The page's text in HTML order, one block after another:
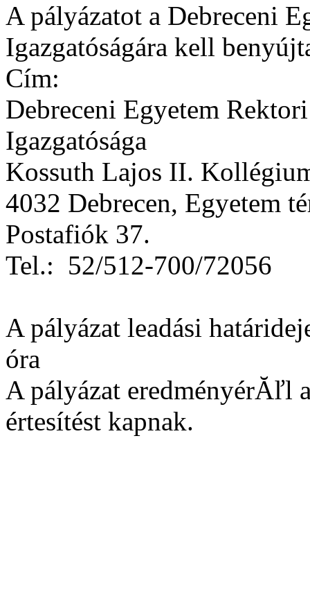
A pályázatot a Debreceni
Igazgatóságára kell
Cím:
Debreceni Egyetem
Igazgatósága
Kossuth Lajos II.
4032 Debrecen, Egyetem
Postafiók 37.
Tel.: 52/512-700/72056
A pályázat leadási
óra
A pályázat eredményérĂľl
értesítést kapnak.